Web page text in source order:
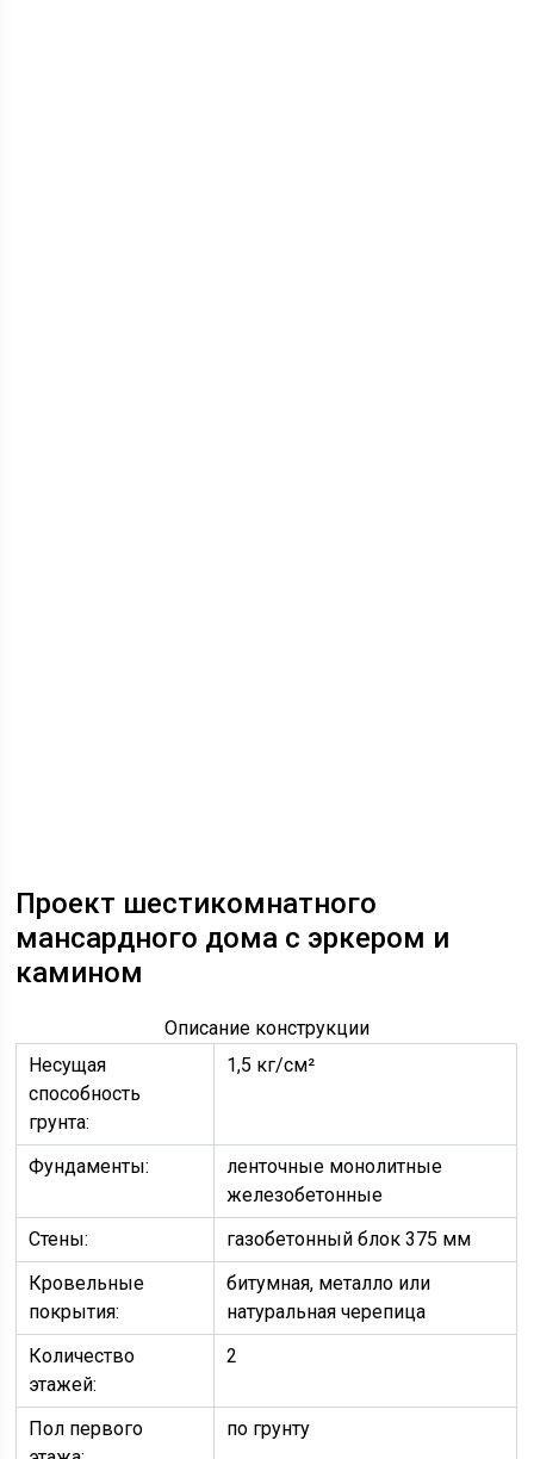
Проект шестикомнатного
мансардного дома с эркером и
камином
Описание конструкции
Несущая
способность
грунта:
1,5 кг/см²
Фундаменты:
ленточные монолитные
железобетонные
Стены:
газобетонный блок 375 мм
Кровельные
покрытия:
битумная, металло или
натуральная черепица
Количество
этажей:
2
Пол первого
по грунту